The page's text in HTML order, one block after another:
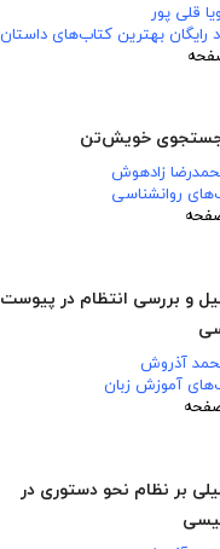
قلی پور
رایگان بهترین کتاب‌های داستان
جستجوی خویش‌تن
زادهوش
روانشناسی
و بررسی انتظام در پیوست
آذروش
آموزش زبان
بر نظام نحو دستوری در